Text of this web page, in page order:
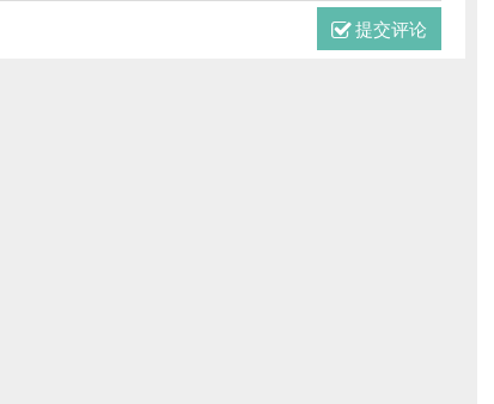
提交评论